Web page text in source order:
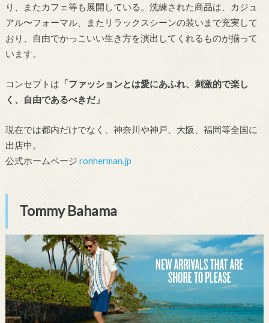
り、またカフェ等も展開している。洗練された商品は、カジュ
アル〜フォーマル、またリラックスシーンの装いまで充実して
おり、自由でかっこいい生き方を演出してくれるものが揃って
います。
コンセプトは 「ファッションとは愛にあふれ、刺激的で楽し
く、自由であるべきだ」
現在では都内だけでなく、神奈川や神戸、大阪、福岡等全国に
出店中。
公式ホームページ ronherman.jp
Tommy Bahama